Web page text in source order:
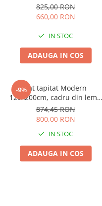
825,00 RON
660,00 RON
IN STOC
ADAUGA IN COS
-9%Pat tapitat Modern
120x200cm, cadru din lemn
cu somiera fixa, culoare Gri
874,45 RON
800,00 RON
IN STOC
ADAUGA IN COS